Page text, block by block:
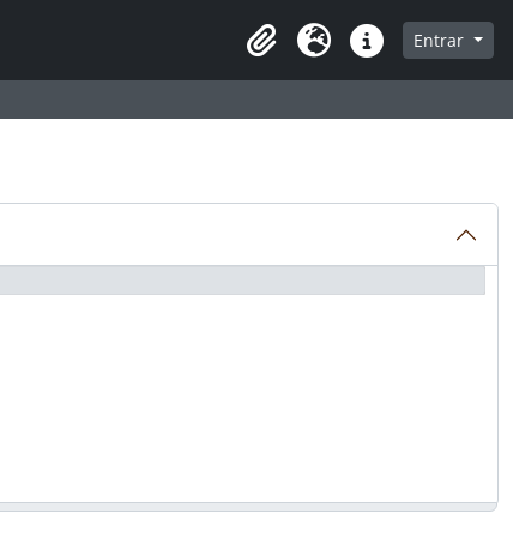
Clipboard
Idioma Atalhos Entrar